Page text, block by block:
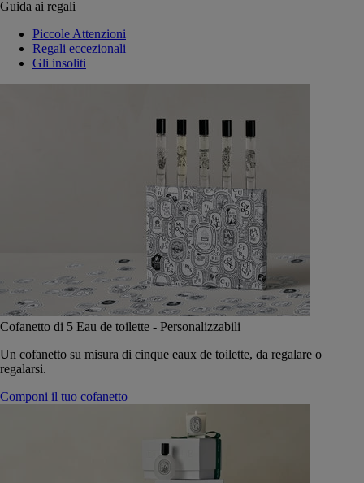
Guida ai regali
Piccole Attenzioni
Regali eccezionali
Gli insoliti
Cofanetto di 5 Eau de toilette - Personalizzabili
Un cofanetto su misura di cinque eaux de toilette, da regalare o
regalarsi.
Componi il tuo cofanetto